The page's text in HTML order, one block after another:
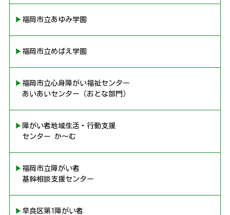
▶︎福岡市立あゆみ学園
▶︎福岡市立めばえ学園
▶︎福岡市立心身障がい福祉センター
あいあいセンター（おとな部門）
▶︎障がい者地域生活・行動支援
センター か〜む
▶︎福岡市立障がい者
基幹相談支援センター
▶︎早良区第1障がい者